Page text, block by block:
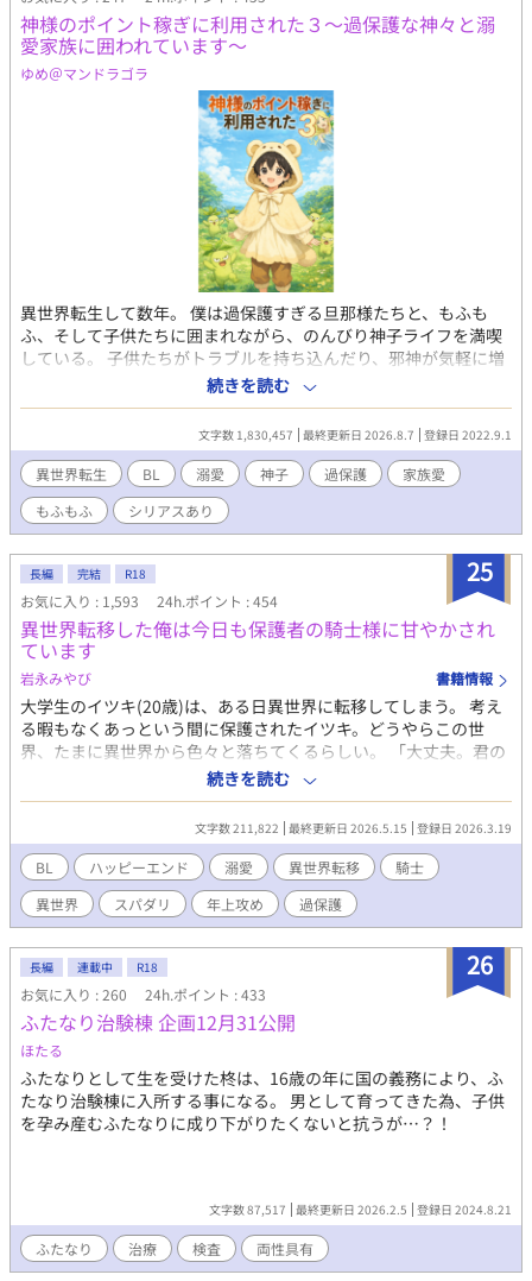
予定は未定(笑) 表紙はチャッピーに書いてもらいました。
〜〜〜〜〜〜〜〜〜〜〜〜〜〜〜〜〜 『努力に勝る…』のifスト
ーリーです。 ifストーリーですが、智則が大学に入るまでは『努
力に勝る…』の智則と共通しています。 (それを考えると智則って
罪作りすぎる……) 由希にぃが主人公。 九条様は、出てきませ
ん、ご了承下さい。 ストックが無くなるまではガンガン更新、そ
の後は、まったり更新予定。 気の長い人向けです。
神様のポイント稼ぎに利用された３～過保護な神々と溺
愛家族に囲われています～
ゆめ＠マンドラゴラ
異世界転生して数年。 僕は過保護すぎる旦那様たちと、もふも
ふ、そして子供たちに囲まれながら、のんびり神子ライフを満喫
している。 子供たちがトラブルを持ち込んだり、邪神が気軽に増
えたりと騒がしいこともあるけれど、 僕自身は家族に守られ、今
日も平和に暮らしています。 女神様に利用されて始まった異世界
生活は、 気づけば溺愛と家族愛に満ちた日常になっていました。
※のんびりした日常の裏で、世界はちゃんとシリアスです。 た
だし主人公が登場すると、だいたい壊れます。 ※読者様のアイデ
アを作中で使用する場合があります ※別サイトにも掲載中
続きを読む
文字数 1,830,457 最終更新日 2026.8.7 登録日 2022.9.1
異世界転生 BL 溺愛 神子 過保護
家族愛
もふもふ
シリアスあり
25
長編 完結 R18
お気に入り : 1,593 24h.ポイント : 454
異世界転移した俺は今日も保護者の騎士様に甘やかされ
ています
岩永みやび 書籍情報
大学生のイツキ(20歳)は、ある日異世界に転移してしまう。 考え
る暇もなくあっという間に保護されたイツキ。どうやらこの世
界、たまに異世界から色々と落ちてくるらしい。 「大丈夫。君の
生活は保障します。保護者も用意しますからね」 役人にそう言わ
れ、紹介されたのはラーシュ(26歳)という騎士だった。 最初は文
字通りイツキの保護者としてあれこれ世話を焼いてくれたラーシ
ュだが、その子供扱いにモヤモヤしはじめるイツキ。 子供扱いは
やめてほしい。でも俺を甘やかすのはやめないでほしい……。 ※
全39話＋番外編
続きを読む
文字数 211,822 最終更新日 2026.5.15 登録日 2026.3.19
BL ハッピーエンド 溺愛 異世界転移
騎士
異世界
スパダリ 年上攻め 過保護
26
長編 連載中 R18
お気に入り : 260 24h.ポイント : 433
ふたなり治験棟 企画12月31公開
ほたる
ふたなりとして生を受けた柊は、16歳の年に国の義務により、ふ
たなり治験棟に入所する事になる。 男として育ってきた為、子供
を孕み産むふたなりに成り下がりたくないと抗うが…？！
文字数 87,517 最終更新日 2026.2.5 登録日 2024.8.21
ふたなり 治療 検査 両性具有